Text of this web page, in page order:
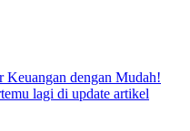
dengan Mudah!
lagi di update artikel